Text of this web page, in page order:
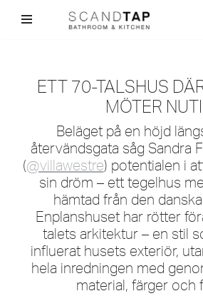
ETT 70-TALSHUS
MÖTER
Beläget på en höjd
återvändsgata såg Sandra
(@villawestre) potentialen i
sin dröm – ett tegelhus
hämtad från den
Enplanshuset har rötter
talets arkitektur – en stil
influerat husets exteriör,
hela inredningen med
material, färger och